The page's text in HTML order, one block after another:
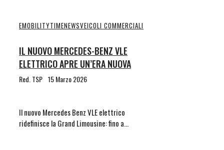
EMOBILITYTIMENEWSVEICOLI COMMERCIALI
IL NUOVO MERCEDES-BENZ VLE
ELETTRICO APRE UN’ERA NUOVA
Red. TSP 15 Marzo 2026
Il nuovo Mercedes Benz VLE elettrico
ridefinisce la Grand Limousine: fino a…